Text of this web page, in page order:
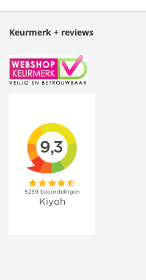
Keurmerk + reviews